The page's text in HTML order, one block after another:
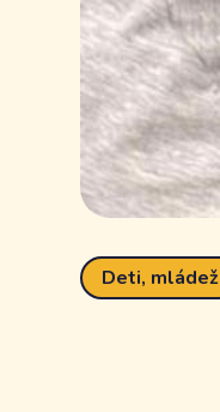
Deti, mládež